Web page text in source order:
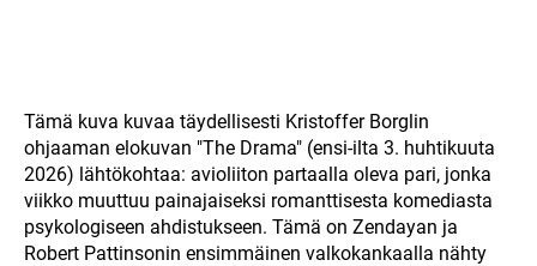
Tämä kuva kuvaa täydellisesti Kristoffer Borglin
ohjaaman elokuvan "The Drama" (ensi-ilta 3. huhtikuuta
2026) lähtökohtaa: avioliiton partaalla oleva pari, jonka
viikko muuttuu painajaiseksi romanttisesta komediasta
psykologiseen ahdistukseen. Tämä on Zendayan ja
Robert Pattinsonin ensimmäinen valkokankaalla nähty